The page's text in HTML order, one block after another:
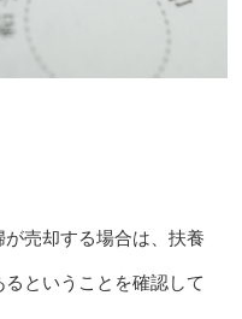
売却する場合は、扶養
ということを確認して